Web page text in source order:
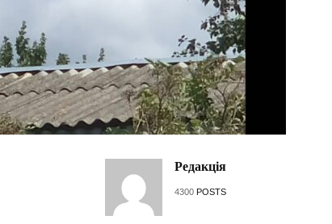
Редакція
4300 POSTS